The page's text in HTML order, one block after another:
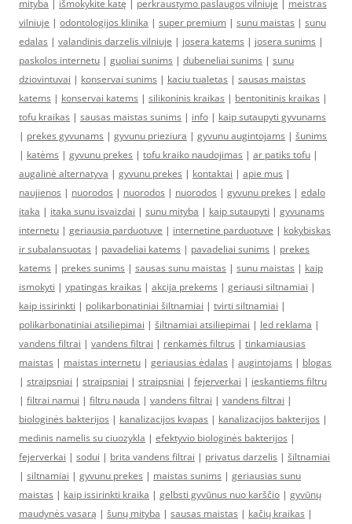
mityba išmokykite katę perkraustymo paslaugos vilniuje
meistras
vilniuje | odontologijos klinika | super premium | sunu maistas | sunu
edalas | valandinis darzelis vilniuje | josera katems | josera sunims |
paskolos internetu | guoliai sunims | dubeneliai sunims | sunu
dziovintuvai | konservai sunims | kaciu tualetas | sausas maistas
katems | konservai katems | silikoninis kraikas | bentonitinis kraikas |
tofu kraikas | sausas maistas sunims | info | kaip sutaupyti gyvunams
| prekes gyvunams | gyvunu prieziura | gyvunu augintojams | šunims
| katėms | gyvunu prekes | tofu kraiko naudojimas | ar patiks tofu |
augalinė alternatyva | gyvunu prekes | kontaktai | apie mus |
naujienos | nuorodos | nuorodos | nuorodos | gyvunu prekes | edalo
itaka | itaka sunu isvaizdai | sunu mityba | kaip sutaupyti | gyvunams
internetu | geriausia parduotuve | internetine parduotuve | kokybiskas
ir subalansuotas | pavadeliai katems | pavadeliai sunims | prekes
katems | prekes sunims | sausas sunu maistas | sunu maistas | kaip
ismokyti | ypatingas kraikas | akcija prekems | geriausi siltnamiai |
kaip issirinkti | polikarbonatiniai šiltnamiai | tvirti siltnamiai |
polikarbonatiniai atsiliepimai | šiltnamiai atsiliepimai | led reklama |
vandens filtrai | vandens filtrai | renkamės filtrus | tinkamiausias
maistas | maistas internetu | geriausias ėdalas | augintojams | blogas
| straipsniai | straipsniai | straipsniai | fejerverkai | ieskantiems filtru
| filtrai namui | filtru nauda | vandens filtrai | vandens filtrai |
biologinės bakterijos | kanalizacijos kvapas | kanalizacijos bakterijos |
medinis namelis su ciuozykla | efektyvio biologinės bakterijos |
fejerverkai | sodui | brita vandens filtrai | privatus darzelis | šiltnamiai
| siltnamiai | gyvunu prekes | maistas sunims | geriausias sunu
maistas | kaip issirinkti kraika | gelbsti gyvūnus nuo karščio | gyvūnų
maudynės vasarą | šunų mityba | sausas maistas | kačių kraikas |